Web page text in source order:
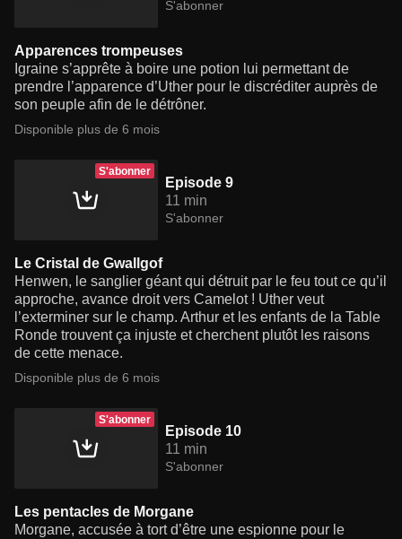
S'abonner
Apparences trompeuses
Igraine s’apprête à boire une potion lui permettant de
prendre l’apparence d’Uther pour le discréditer auprès de
son peuple afin de le détrôner.
Disponible plus de 6 mois
S'abonner
Episode 9
11 min
S'abonner
Le Cristal de Gwallgof
Henwen, le sanglier géant qui détruit par le feu tout ce qu’il
approche, avance droit vers Camelot ! Uther veut
l’exterminer sur le champ. Arthur et les enfants de la Table
Ronde trouvent ça injuste et cherchent plutôt les raisons
de cette menace.
Disponible plus de 6 mois
S'abonner
Episode 10
11 min
S'abonner
Les pentacles de Morgane
Morgane, accusée à tort d’être une espionne pour le